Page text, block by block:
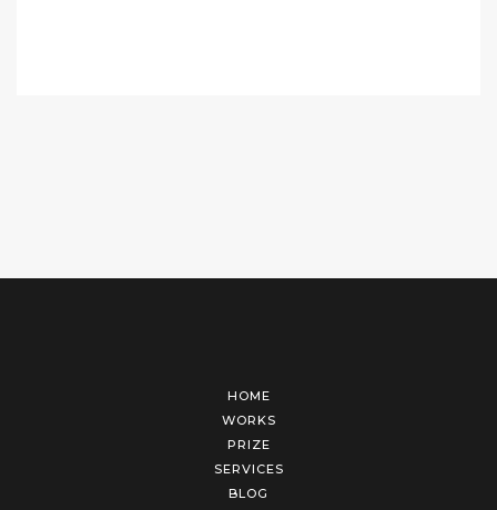
HOME
WORKS
PRIZE
SERVICES
BLOG